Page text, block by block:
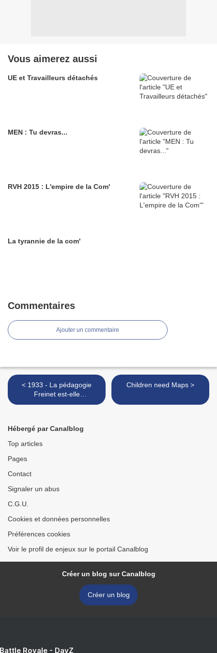
Vous aimerez aussi
UE et Travailleurs détachés
MEN : Tu devras...
RVH 2015 : L'empire de la Com'
La tyrannie de la com'
Commentaires
Ajouter un commentaire
< 1933 - La pédagogie
Freinet est-elle
révolutionnaire ?
Children need Maps >
Hébergé par Canalblog
Top articles
Pages
Contact
Signaler un abus
C.G.U.
Cookies et données personnelles
Préférences cookies
Voir le profil de enjeux sur le portail Canalblog
Créer un blog sur Canalblog
Créer un blog
Royale - DayZ